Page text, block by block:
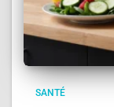
SANTÉ